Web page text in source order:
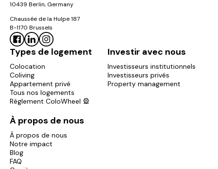
10439 Berlin, Germany
Chaussée de la Hulpe 187
B-1170 Brussels
Types de logement
Colocation
Coliving
Appartement privé
Tous nos logements
Règlement ColoWheel 🎡
Investir avec nous
Investisseurs institutionnels
Investisseurs privés
Property management
À propos de nous
À propos de nous
Notre impact
Blog
FAQ